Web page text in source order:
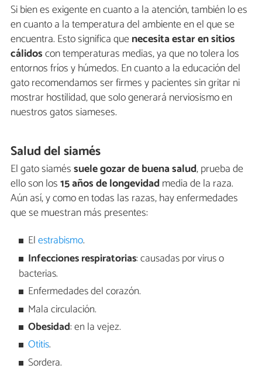
Si bien es exigente en cuanto a la atención, también lo es
en cuanto a la temperatura del ambiente en el que se
encuentra. Esto significa quenecesita estar en sitios
cálidoscon temperaturas medias, ya que no tolera los
entornos fríos y húmedos. En cuanto a la educación del
gato recomendamos ser firmes y pacientes sin gritar ni
mostrar hostilidad, que solo generará nerviosismo en
nuestros gatos siameses.
Salud del siamés
El gato siaméssuele gozar de buena salud, prueba de
ello son los15 años de longevidadmedia de la raza.
Aún así, y como en todas las razas, hay enfermedades
que se muestran más presentes:
Elestrabismo.
Infecciones respiratorias: causadas por virus o
bacterias.
Enfermedades del corazón.
Mala circulación.
Obesidad: en la vejez.
Otitis.
Sordera.